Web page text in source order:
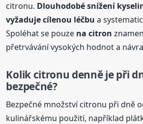
citronu. Dlouhodobé snížení
vyžaduje cílenou léčbu a
Spoléhat se pouze na citron
přetrvávání vysokých hodnot a
Kolik citronu denně je při
bezpečné?
Bezpečné množství citronu při dně
kulinářskému použití, například